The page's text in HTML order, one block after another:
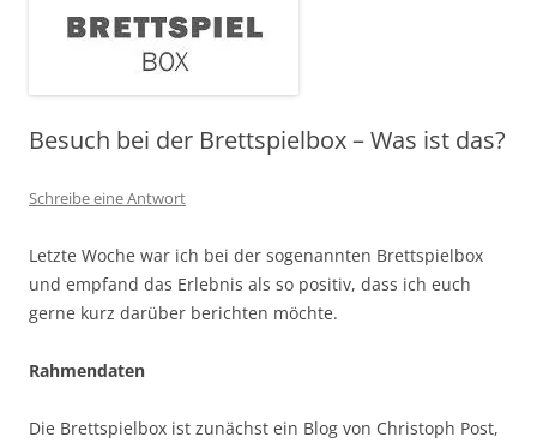
Besuch bei der Brettspielbox – Was ist das?
Schreibe eine Antwort
Letzte Woche war ich bei der sogenannten Brettspielbox
und empfand das Erlebnis als so positiv, dass ich euch
gerne kurz darüber berichten möchte.
Rahmendaten
Die Brettspielbox ist zunächst ein Blog von Christoph Post,